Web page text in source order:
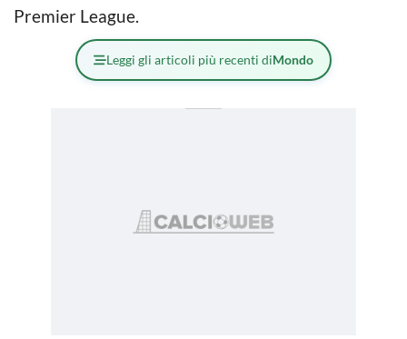
Premier League.
Leggi gli articoli più recenti diMondo